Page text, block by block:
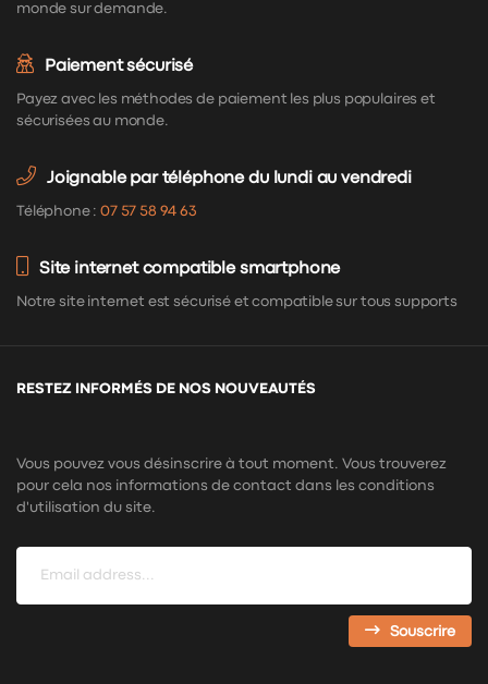
monde sur demande.
Paiement sécurisé
Payez avec les méthodes de paiement les plus populaires et
sécurisées au monde.
Joignable par téléphone du lundi au vendredi
Téléphone :07 57 58 94 63
Site internet compatible smartphone
Notre site internet est sécurisé et compatible sur tous supports
RESTEZ INFORMÉS DE NOS NOUVEAUTÉS
Vous pouvez vous désinscrire à tout moment. Vous trouverez
pour cela nos informations de contact dans les conditions
d'utilisation du site.
Souscrire